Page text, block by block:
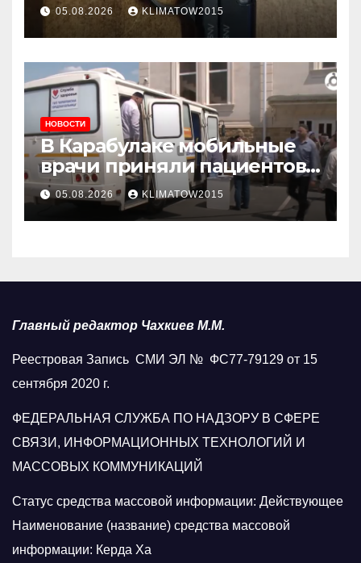
05.08.2026 KLIMATOW2015
НОВОСТИ
В Карабулаке мобильные
врачи приняли пациентов
у стен мечети
05.08.2026 KLIMATOW2015
Главный редактор Чахкиев М.М.
Реестровая Запись СМИ ЭЛ № ФС77-79129 от 15
сентября 2020 г.
ФЕДЕРАЛЬНАЯ СЛУЖБА ПО НАДЗОРУ В СФЕРЕ
СВЯЗИ, ИНФОРМАЦИОННЫХ ТЕХНОЛОГИЙ И
МАССОВЫХ КОММУНИКАЦИЙ
Статус средства массовой информации: Действующее
Наименование (название) средства массовой
информации: Керда Ха